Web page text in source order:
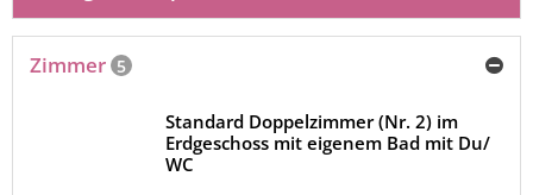
Zimmer 5
Standard Doppelzimmer (Nr. 2) im
Erdgeschoss mit eigenem Bad mit Du/
WC